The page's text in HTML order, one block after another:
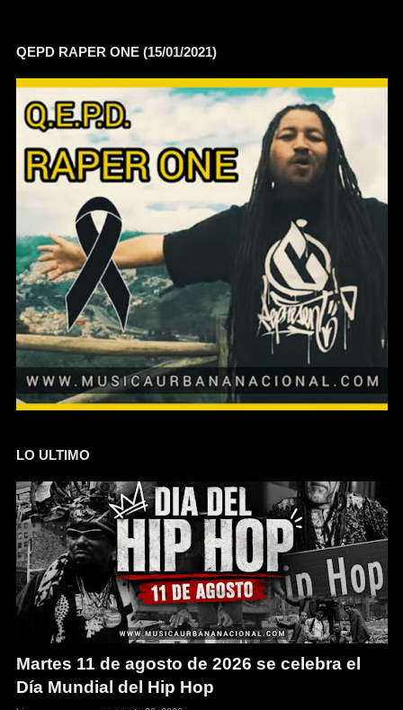
QEPD RAPER ONE (15/01/2021)
LO ULTIMO
Martes 11 de agosto de 2026 se celebra el
Día Mundial del Hip Hop